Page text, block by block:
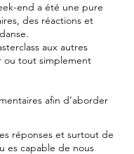
end a été une pure
des réactions et
aux autres
ou tout simplement
afin d’aborder
réponses et surtout de
es capable de nous